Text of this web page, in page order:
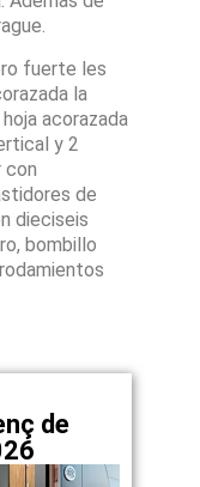
fuerte les
la
acorazada
y 2
con
de
dieciseis
bombillo
de